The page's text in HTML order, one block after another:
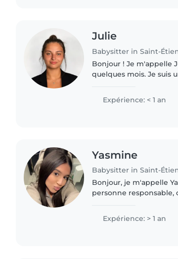
Julie
Babysitter in Saint-
Bonjour ! Je m'appelle
quelques mois. Je suis
Expérience: < 1 an
Yasmine
Babysitter in Saint-
Bonjour, je m'appelle
personne responsable,
bac pro accueil,..
Expérience: > 1 an